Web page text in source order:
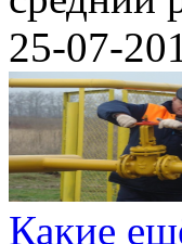
25-07-
Какие